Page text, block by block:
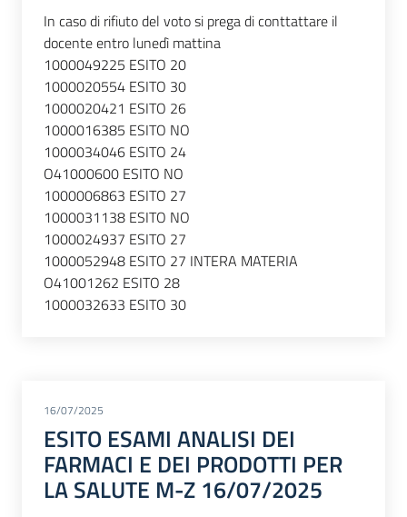
In caso di rifiuto del voto si prega di conttattare il
docente entro lunedì mattina
1000049225 ESITO 20
1000020554 ESITO 30
1000020421 ESITO 26
1000016385 ESITO NO
1000034046 ESITO 24
O41000600 ESITO NO
1000006863 ESITO 27
1000031138 ESITO NO
1000024937 ESITO 27
1000052948 ESITO 27 INTERA MATERIA
O41001262 ESITO 28
1000032633 ESITO 30
16/07/2025
ESITO ESAMI ANALISI DEI
FARMACI E DEI PRODOTTI PER
LA SALUTE M-Z 16/07/2025